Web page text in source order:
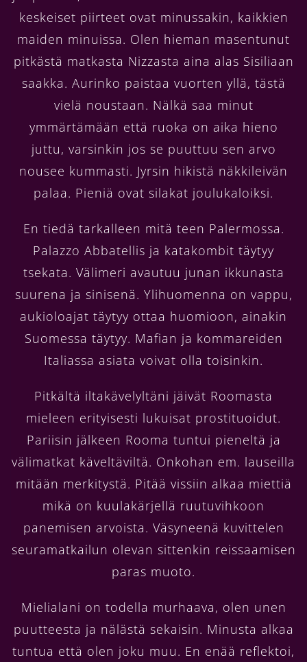
keskeiset piirteet ovat minussakin, kaikkien
maiden minuissa. Olen hieman masentunut
pitkästä matkasta Nizzasta aina alas Sisiliaan
saakka. Aurinko paistaa vuorten yllä, tästä
vielä noustaan. Nälkä saa minut
ymmärtämään että ruoka on aika hieno
juttu, varsinkin jos se puuttuu sen arvo
nousee kummasti. Jyrsin hikistä näkkileivän
palaa. Pieniä ovat silakat joulukaloiksi.
En tiedä tarkalleen mitä teen Palermossa.
Palazzo Abbatellis ja katakombit täytyy
tsekata. Välimeri avautuu junan ikkunasta
suurena ja sinisenä. Ylihuomenna on vappu,
aukioloajat täytyy ottaa huomioon, ainakin
Suomessa täytyy. Mafian ja kommareiden
Italiassa asiata voivat olla toisinkin.
Pitkältä iltakävelyltäni jäivät Roomasta
mieleen erityisesti lukuisat prostituoidut.
Pariisin jälkeen Rooma tuntui pieneltä ja
välimatkat käveltäviltä. Onkohan em. lauseilla
mitään merkitystä. Pitää vissiin alkaa miettiä
mikä on kuulakärjellä ruutuvihkoon
panemisen arvoista. Väsyneenä kuvittelen
seuramatkailun olevan sittenkin reissaamisen
paras muoto.
Mielialani on todella murhaava, olen unen
puutteesta ja nälästä sekaisin. Minusta alkaa
tuntua että olen joku muu. En enää reflektoi,